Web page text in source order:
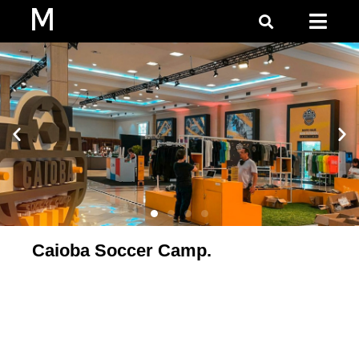
Caioba Soccer Camp.